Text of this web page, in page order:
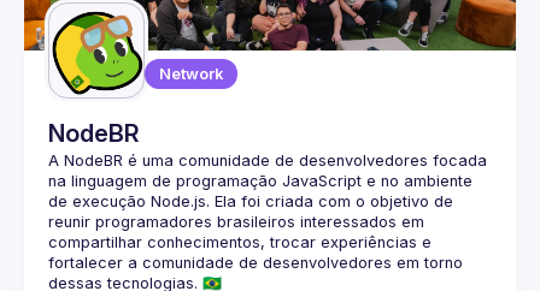
Network
NodeBR
A NodeBR é uma comunidade de desenvolvedores focada
na linguagem de programação JavaScript e no ambiente
de execução Node.js. Ela foi criada com o objetivo de
reunir programadores brasileiros interessados em
compartilhar conhecimentos, trocar experiências e
fortalecer a comunidade de desenvolvedores em torno